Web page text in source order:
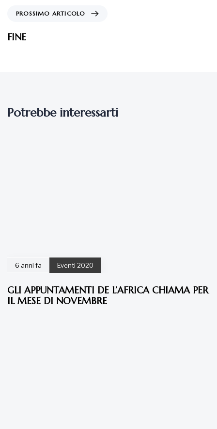
PROSSIMO ARTICOLO
FINE
Potrebbe interessarti
6 anni fa Eventi 2020
GLI APPUNTAMENTI DE L’AFRICA CHIAMA PER
IL MESE DI NOVEMBRE